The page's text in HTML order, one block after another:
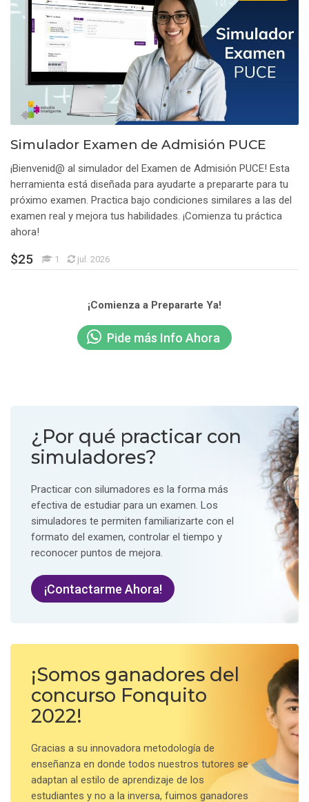
Simulador Examen de Admisión PUCE
¡Bienvenid@ al simulador del Examen de Admisión PUCE! Esta
herramienta está diseñada para ayudarte a prepararte para tu
próximo examen. Practica bajo condiciones similares a las del
examen real y mejora tus habilidades. ¡Comienza tu práctica
ahora!
Precio: USD 25
$25 1 Estudiantes
jul. 2026
¡Comienza a Prepararte Ya!
Pide más Info Ahora
¿Por qué practicar con
simuladores?
Practicar con silumadores es la forma más
efectiva de estudiar para un examen. Los
simuladores te permiten familiarizarte con el
formato del examen, controlar el tiempo y
reconocer puntos de mejora.
¡Contactarme Ahora!
¡Somos ganadores del
concurso Fonquito
2022!
Gracias a su innovadora metodología de
enseñanza en donde todos nuestros tutores se
adaptan al estilo de aprendizaje de los
estudiantes y no a la inversa, fuimos ganadores